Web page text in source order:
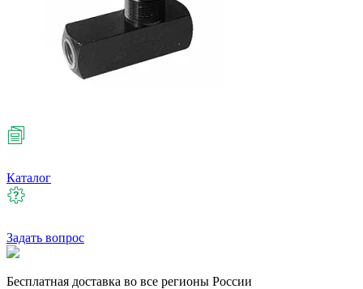
Каталог
Задать вопрос
Бесплатная доставка во все регионы России